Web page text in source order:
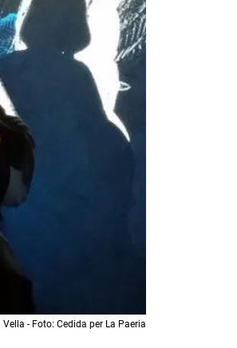
- Foto: Cedida per La Paeria